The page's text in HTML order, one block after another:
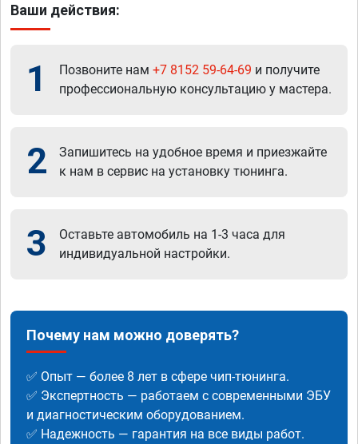
Ваши действия:
1 Позвоните нам +7 8152 59-64-69 и получите
профессиональную консультацию у мастера.
2
Запишитесь на удобное время и приезжайте
к нам в сервис на установку тюнинга.
3
Оставьте автомобиль на 1-3 часа для
индивидуальной настройки.
Почему нам можно доверять?
✅ Опыт — более 8 лет в сфере чип-тюнинга.
✅ Экспертность — работаем с современными ЭБУ
и диагностическим оборудованием.
✅ Надежность — гарантия на все виды работ.